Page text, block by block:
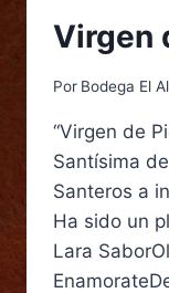
Virgen
Por Bodega El
“Virgen de
Santísima
Santeros a
Ha sido un
Lara